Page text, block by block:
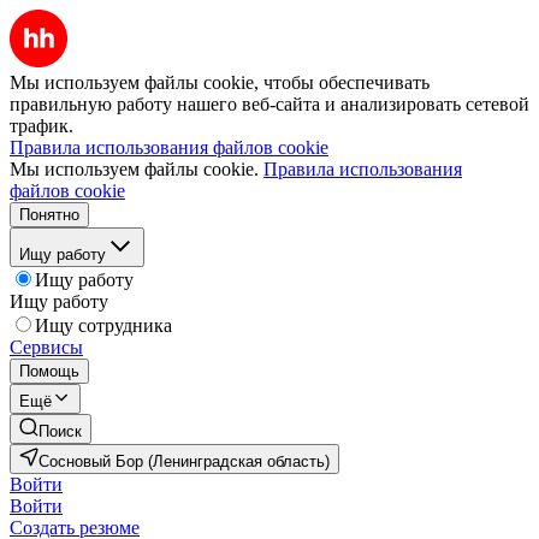
Мы используем файлы cookie, чтобы обеспечивать
правильную работу нашего веб-сайта и анализировать сетевой
трафик.
Правила использования файлов cookie
Мы используем файлы cookie. Правила использования
файлов cookie
Понятно
Ищу работу
Ищу работу
Ищу работу
Ищу сотрудника
Сервисы
Помощь
Ещё
Поиск
Сосновый Бор (Ленинградская область)
Войти
Войти
Создать резюме